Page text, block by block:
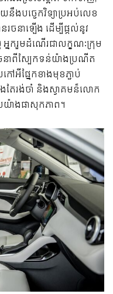
នឹងបច្ចេកវិទ្យាប្រអប់លេខ
នរចនាឡើង ដើម្បីផ្តល់នូវ
នករួមដំណើរជាលក្ខណៈក្រុម
នាពីស្បែកទន់យ៉ាងប្រណីត
អីផ្នែកខាងមុខភ្ជាប់
តែរង់ចាំ និងស្វាគមន៏លោក
យ៉ាងផាសុកភាព។